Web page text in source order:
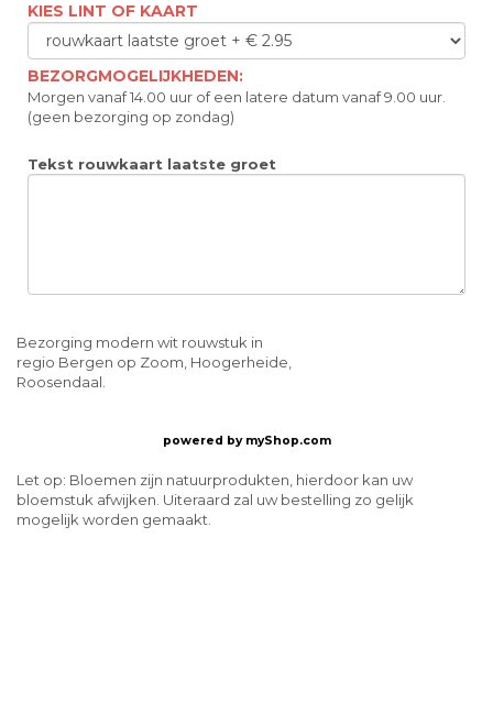
KIES LINT OF KAART
BEZORGMOGELIJKHEDEN:
Morgen vanaf 14.00 uur of een latere datum vanaf 9.00 uur.
(geen bezorging op zondag)
Tekst rouwkaart laatste groet
Bezorging modern wit rouwstuk in
regio Bergen op Zoom, Hoogerheide,
Roosendaal.
powered by myShop.com
Let op: Bloemen zijn natuurprodukten, hierdoor kan uw
bloemstuk afwijken. Uiteraard zal uw bestelling zo gelijk
mogelijk worden gemaakt.